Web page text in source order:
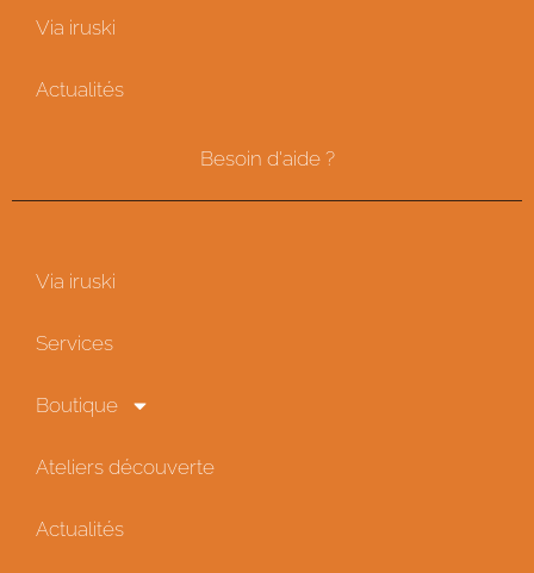
Via iruski
Actualités
Besoin d'aide ?
Via iruski
Services
Boutique
Ateliers découverte
Actualités